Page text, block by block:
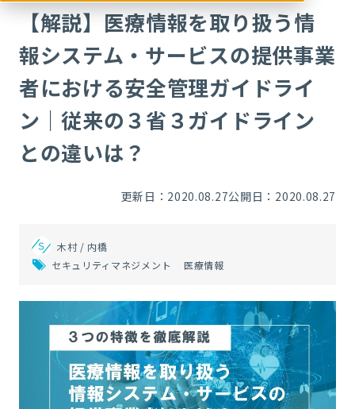
【解説】医療情報を取り扱う情
報システム・サービスの提供事業
者における安全管理ガイドライ
ン｜従来の３省３ガイドライン
との違いは？
更新日：2020.08.27公開日：2020.08.27
木村 / 内橋
セキュリティマネジメント
医療情報